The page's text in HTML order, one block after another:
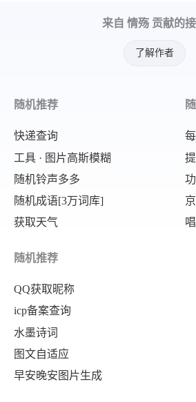
来自 情殇 贡献的
了解作者
随机推荐
快递查询
工具 · 图片高斯模糊
随机铃声多多
随机成语[3万词库]
获取天气
随机推荐
QQ获取昵称
icp备案查询
水墨诗词
图文自适应
早安晚安图片生成